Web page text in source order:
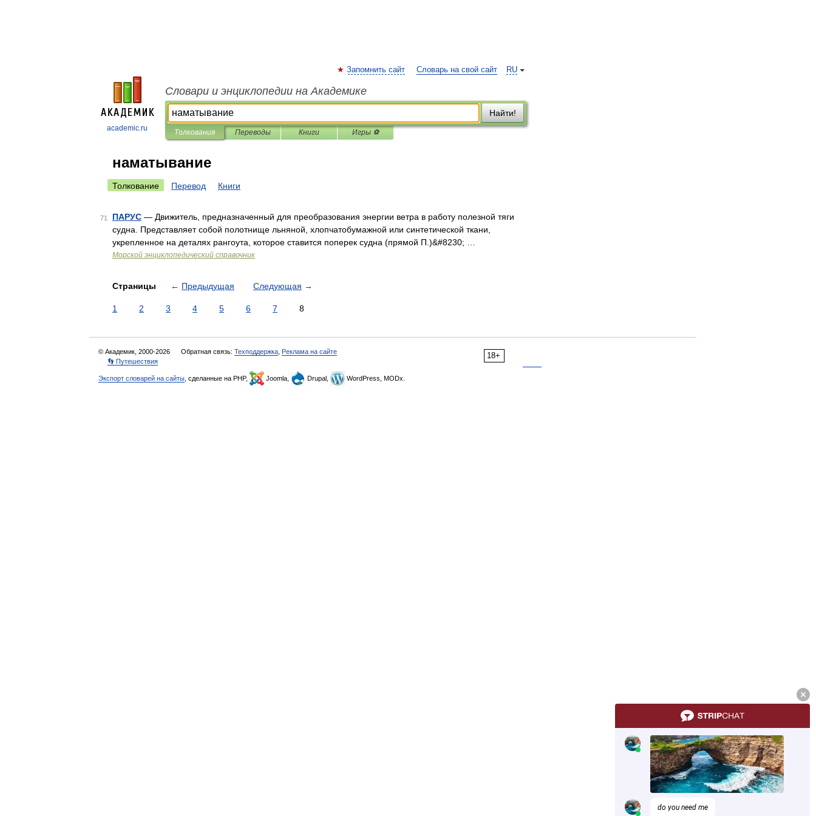
academic.ru
RU
Запомнить сайт Словарь на свой сайт
Словари и энциклопедии на Академике
Найти!
Толкования Переводы Книги Игры ⚽
наматывание
Толкование Перевод Книги
71 ПАРУС — Движитель, предназначенный для преобразования энергии ветра в работу полезной тяги
судна. Представляет собой полотнище льняной, хлопчатобумажной или синтетической ткани,
укрепленное на деталях рангоута, которое ставится поперек судна (прямой П.)&#8230; …
Морской энциклопедический справочник
Страницы ← Предыдущая Следующая →
1 2 3 4 5 6 7 8
18+
© Академик, 2000-2026 Обратная связь: Техподдержка Реклама на сайте
👣 Путешествия
Экспорт словарей на сайты , сделанные на PHP, Joomla, Drupal, WordPress, MODx.